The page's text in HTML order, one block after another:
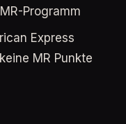
Programm
Express
MR Punkte